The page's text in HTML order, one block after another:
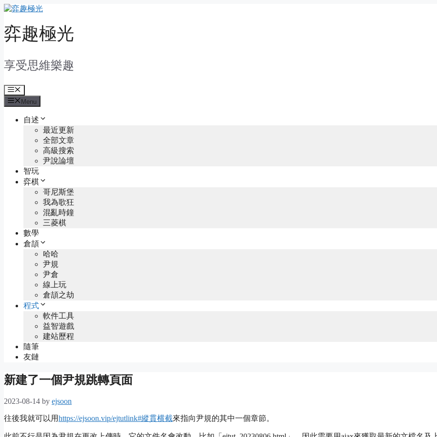
Skip
content
弈趣極光
享受思維樂趣
Menu
Menu
自述
最近更新
全部文章
高級搜索
尹說論壇
智玩
弈棋
哥尼斯堡
我為歌狂
混亂時鐘
三菱棋
數學
倉頡
哈哈
尹規
尹倉
線上玩
倉頡之劫
程式
軟件工具
益智遊戲
建站歷程
隨筆
友鏈
新建了一個尹規跳轉頁面
2023-08-14 by ejsoon
往後我就可以用https://ejsoon.vip/ejtutlink#縱貫横截來指向尹規的其中一個章節。